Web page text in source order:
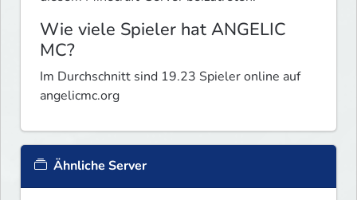
Wie viele Spieler hat ANGELIC
MC?
Im Durchschnitt sind 19.23 Spieler online auf
angelicmc.org
Ähnliche Server